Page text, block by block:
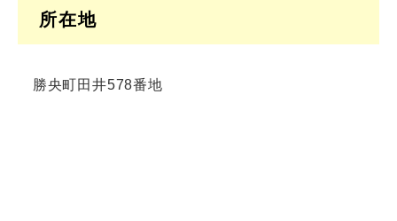
所在地
勝央町田井578番地